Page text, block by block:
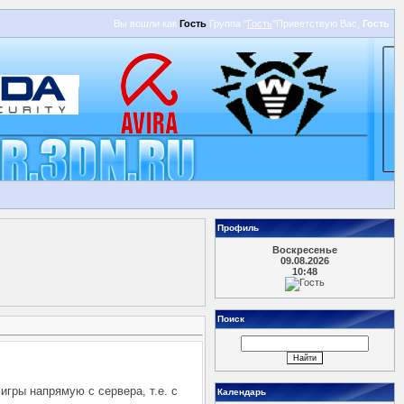
Вы вошли как Гость Группа Гость Приветствую Вас Гость
напрямую с сервера, т.е. с
Профиль
Воскресенье
09.08.2026
10:48
Поиск
Календарь